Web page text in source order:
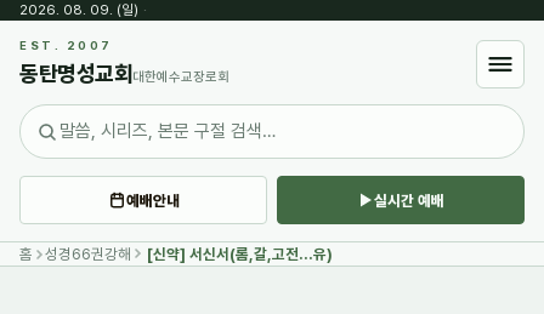
2026. 08. 09. (일) ·
EST. 2007
동탄명성교회 대한예수교장로회
예배안내 실시간 예배
홈 성경66권강해 [신약] 서신서(롬,갈,고전...유)
Sketchbook5, 스케치북5
Sketchbook5, 스케치북5